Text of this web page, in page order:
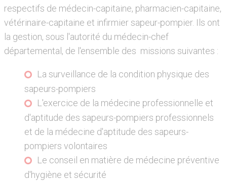
respectifs de médecin-capitaine, pharmacien-capitaine,
vétérinaire-capitaine et infirmier sapeur-pompier. Ils ont
la gestion, sous l'autorité du médecin-chef
départemental, de l'ensemble des missions suivantes :
La surveillance de la condition physique des
sapeurs-pompiers
L'exercice de la médecine professionnelle et
d'aptitude des sapeurs-pompiers professionnels
et de la médecine d'aptitude des sapeurs-
pompiers volontaires
Le conseil en matière de médecine préventive
d'hygiène et sécurité